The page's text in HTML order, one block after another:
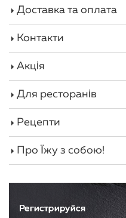
Доставка та оплата
Контакти
Акція
Для ресторанів
Рецепти
Про Їжу з собою!